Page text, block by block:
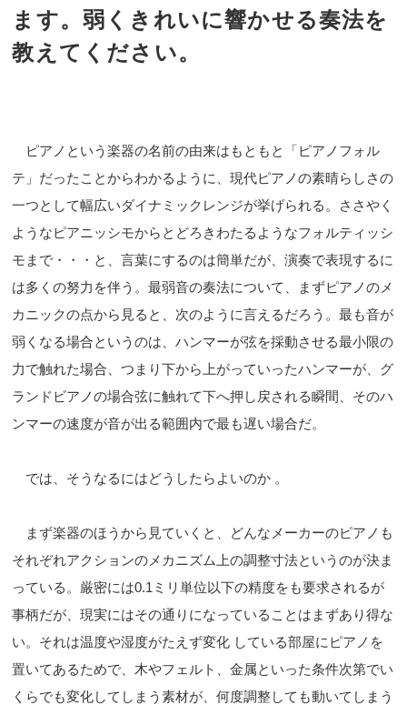
ます。弱くきれいに響かせる奏法を
教えてください。
ピアノという楽器の名前の由来はもともと「ピアノフォル
テ」だったことからわかるように、現代ピアノの素晴らしさの
一つとして幅広いダイナミックレンジが挙げられる。ささやく
ようなピアニッシモからとどろきわたるようなフォルティッシ
モまで・・・と、言葉にするのは簡単だが、演奏で表現するに
は多くの努力を伴う。最弱音の奏法について、まずピアノのメ
カニックの点から見ると、次のように言えるだろう。最も音が
弱くなる場合というのは、ハンマーが弦を採動させる最小限の
力で触れた場合、つまり下から上がっていったハンマーが、グ
ランドビアノの場合弦に触れて下へ押し戻される瞬間、そのハ
ンマーの速度が音が出る範囲内で最も遅い場合だ。
では、そうなるにはどうしたらよいのか 。
まず楽器のほうから見ていくと、どんなメーカーのピアノも
それぞれアクションのメカニズム上の調整寸法というのが決ま
っている。厳密には0.1ミリ単位以下の精度をも要求されるが
事柄だが、現実にはその通りになっていることはまずあり得な
い。それは温度や湿度がたえず変化 している部屋にピアノを
置いてあるためで、木やフェルト、金属といった条件次第でい
くらでも変化してしまう素材が、何度調整しても動いてしまう